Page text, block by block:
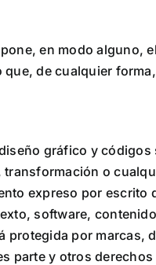
en modo alguno,
de cualquier
gráfico y
o
expreso por escrito
software,
por marcas,
parte y otros